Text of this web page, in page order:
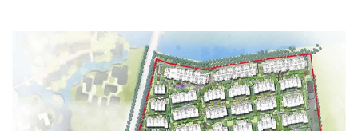
头条资讯
业 界
机 构
人 物
地 产